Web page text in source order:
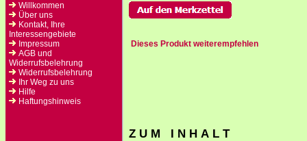
Willkommen
Über uns
Kontakt, Ihre
Interessengebiete
Impressum
AGB und
Widerrufsbelehrung
Widerrufsbelehrung
Ihr Weg zu uns
Hilfe
Haftungshinweis
Dieses Produkt weiterempfehlen
Z U M I N H A L T